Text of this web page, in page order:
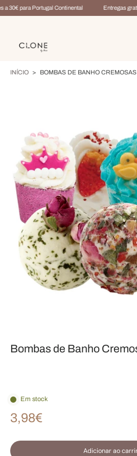
30€ para Portugal Continental Entregas
INÍCIO > BOMBAS DE BANHO CREMOSAS
Bombas de Banho
Em stock
3,98€
Adicionar ao